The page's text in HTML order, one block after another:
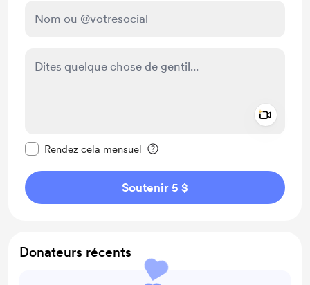
Rendez cela mensuel
Soutenir 5 $
Donateurs récents